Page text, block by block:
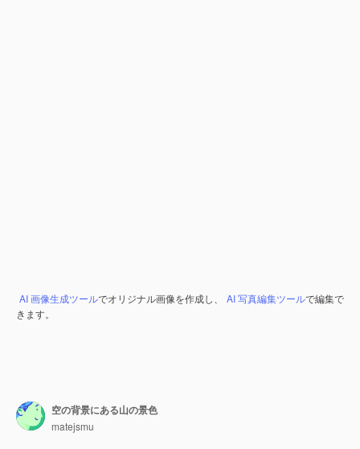
AI 画像生成ツールでオリジナル画像を作成し、 AI 写真編集ツールで編集で
きます。
空の背景にある山の景色
matejsmu